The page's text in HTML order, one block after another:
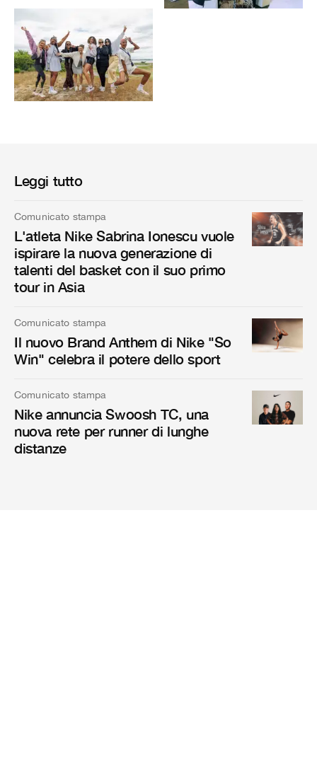
Leggi tutto
Comunicato stampa
L'atleta Nike Sabrina Ionescu vuole
ispirare la nuova generazione di
talenti del basket con il suo primo
tour in Asia
Comunicato stampa
Il nuovo Brand Anthem di Nike "So
Win" celebra il potere dello sport
Comunicato stampa
Nike annuncia Swoosh TC, una
nuova rete per runner di lunghe
distanze